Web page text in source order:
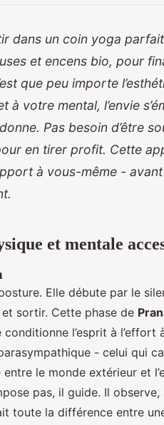
dans un coin yoga
et encens bio, pour
que peu importe
votre mental, l’envie
Pas besoin d’être
en tirer profit. Cette
à vous-même -
et mentale
Elle débute par le
et sortir. Cette phase de
l’esprit à l’effort
- celui qui
le monde extérieur et
pas, il guide. Il observe,
toute la différence entre